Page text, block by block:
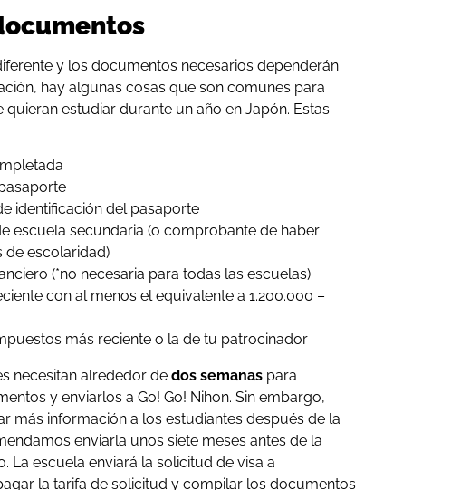
y los documentos necesarios dependerán
hay algunas cosas que son comunes para
estudiar durante un año en Japón. Estas
identificación del pasaporte
escuela secundaria (o comprobante de haber
de escolaridad)
(*no necesaria para todas las escuelas)
con al menos el equivalente a 1.200.000 –
más reciente o la de tu patrocinador
necesitan alrededor dedos semanas para
y enviarlos a Go! Go! Nihon. Sin embargo,
más información a los estudiantes después de la
enviarla unos siete meses antes de la
La escuela enviará la solicitud de visa a
la tarifa de solicitud y compilar los documentos